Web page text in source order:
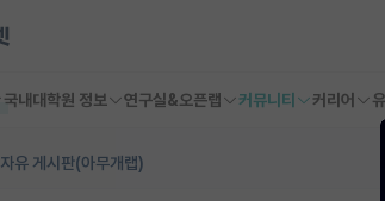
국내대학원 정보 연구실&오픈랩 커뮤니티 커리어
자유 게시판(아무개랩)